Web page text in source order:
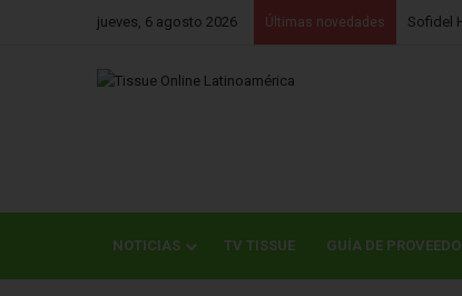
jueves, 6 agosto 2026 Últimas novedades Softys
NOTICIAS TV TISSUE GUÍA DE